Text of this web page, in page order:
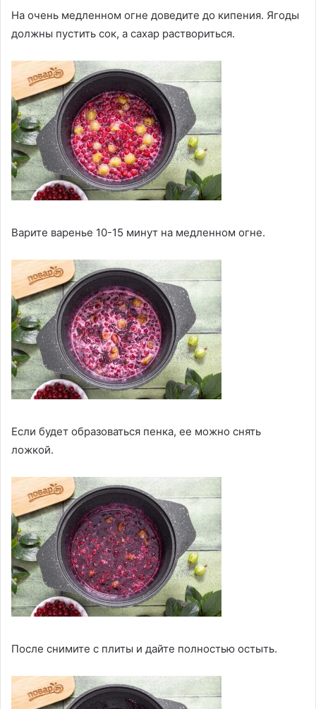
На очень медленном огне доведите до кипения. Ягоды
должны пустить сок, а сахар раствориться.
Варите варенье 10-15 минут на медленном огне.
Если будет образоваться пенка, ее можно снять
ложкой.
После снимите с плиты и дайте полностью остыть.